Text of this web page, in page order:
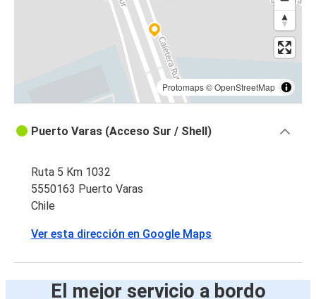
Protomaps©OpenStreetMap
Puerto Varas (Acceso Sur / Shell)
Ruta 5 Km 1032
5550163 Puerto Varas
Chile
Ver esta dirección en Google Maps
El mejor servicio a bordo